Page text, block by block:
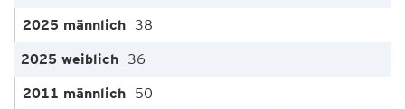
38
36
50